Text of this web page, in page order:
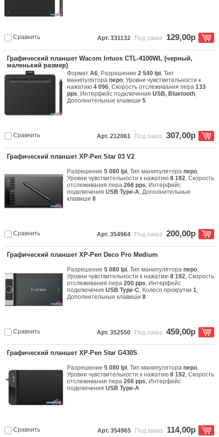
Сравнить Арт. 331132 Под заказ 129,00р
Графический планшет Wacom Intuos CTL-4100WL (черный,
маленький размер)
ФорматA6, Разрешение2 540 lpi, Тип
манипулятораперо, Уровни чувствительности к
нажатию4 096, Скорость отслеживания пера133
pps, Интерфейс подключенияUSB, Bluetooth,
Дополнительные клавиши5
Сравнить Арт. 212061 Под заказ 307,00р
Графический планшет XP-Pen Star 03 V2
Разрешение5 080 lpi, Тип манипулятораперо,
Уровни чувствительности к нажатию8 192, Скорость
отслеживания пера266 pps, Интерфейс
подключенияUSB Type-A, Дополнительные
клавиши8
Сравнить Арт. 354964 Под заказ 200,00р
Графический планшет XP-Pen Deco Pro Medium
Разрешение5 080 lpi, Тип манипулятораперо,
Уровни чувствительности к нажатию8 192, Скорость
отслеживания пера200 pps, Интерфейс
подключенияUSB Type-C, Колесо прокрутки1,
Дополнительные клавиши8
Сравнить Арт. 352550 Под заказ 459,00р
Графический планшет XP-Pen Star G430S
Разрешение5 080 lpi, Тип манипулятораперо,
Уровни чувствительности к нажатию8 192, Скорость
отслеживания пера266 pps, Интерфейс
подключенияUSB Type-A
Сравнить Арт. 354965 Под заказ 114,00р